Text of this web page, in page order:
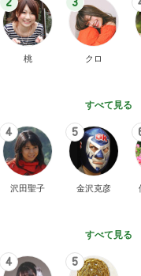
2
桃
3
クロ
すべて見る
4
沢田聖子
5
金沢克彦
すべて見る
4 5